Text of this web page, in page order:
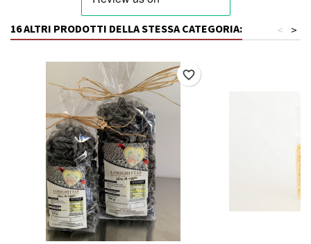
16 ALTRI PRODOTTI DELLA STESSA CATEGORIA: >
<
favorite_border